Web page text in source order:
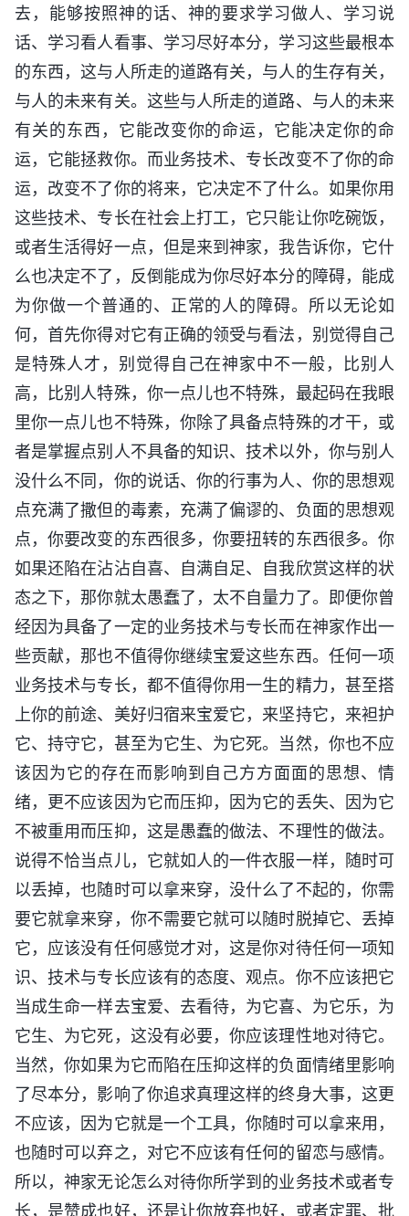
去，能够按照神的话、神的要求学习做人、学习说
话、学习看人看事、学习尽好本分，学习这些最根本
的东西，这与人所走的道路有关，与人的生存有关，
与人的未来有关。这些与人所走的道路、与人的未来
有关的东西，它能改变你的命运，它能决定你的命
运，它能拯救你。而业务技术、专长改变不了你的命
运，改变不了你的将来，它决定不了什么。如果你用
这些技术、专长在社会上打工，它只能让你吃碗饭，
或者生活得好一点，但是来到神家，我告诉你，它什
么也决定不了，反倒能成为你尽好本分的障碍，能成
为你做一个普通的、正常的人的障碍。所以无论如
何，首先你得对它有正确的领受与看法，别觉得自己
是特殊人才，别觉得自己在神家中不一般，比别人
高，比别人特殊，你一点儿也不特殊，最起码在我眼
里你一点儿也不特殊，你除了具备点特殊的才干，或
者是掌握点别人不具备的知识、技术以外，你与别人
没什么不同，你的说话、你的行事为人、你的思想观
点充满了撒但的毒素，充满了偏谬的、负面的思想观
点，你要改变的东西很多，你要扭转的东西很多。你
如果还陷在沾沾自喜、自满自足、自我欣赏这样的状
态之下，那你就太愚蠢了，太不自量力了。即便你曾
经因为具备了一定的业务技术与专长而在神家作出一
些贡献，那也不值得你继续宝爱这些东西。任何一项
业务技术与专长，都不值得你用一生的精力，甚至搭
上你的前途、美好归宿来宝爱它，来坚持它，来袒护
它、持守它，甚至为它生、为它死。当然，你也不应
该因为它的存在而影响到自己方方面面的思想、情
绪，更不应该因为它而压抑，因为它的丢失、因为它
不被重用而压抑，这是愚蠢的做法、不理性的做法。
说得不恰当点儿，它就如人的一件衣服一样，随时可
以丢掉，也随时可以拿来穿，没什么了不起的，你需
要它就拿来穿，你不需要它就可以随时脱掉它、丢掉
它，应该没有任何感觉才对，这是你对待任何一项知
识、技术与专长应该有的态度、观点。你不应该把它
当成生命一样去宝爱、去看待，为它喜、为它乐，为
它生、为它死，这没有必要，你应该理性地对待它。
当然，你如果为它而陷在压抑这样的负面情绪里影响
了尽本分，影响了你追求真理这样的终身大事，这更
不应该，因为它就是一个工具，你随时可以拿来用，
也随时可以弃之，对它不应该有任何的留恋与感情。
所以，神家无论怎么对待你所学到的业务技术或者专
长，是赞成也好，还是让你放弃也好，或者定罪、批